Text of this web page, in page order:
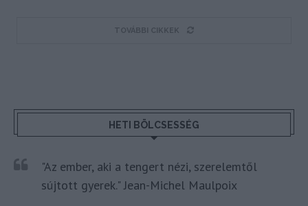
TOVÁBBI CIKKEK
HETI BÖLCSESSÉG
"Az ember, aki a tengert nézi, szerelemtől
sújtott gyerek." Jean-Michel Maulpoix